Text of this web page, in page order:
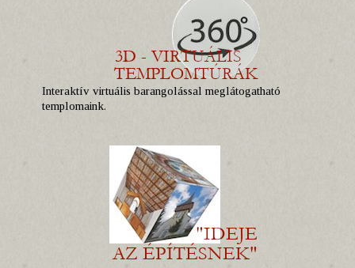
Interaktív virtuális barangolással meglátogatható
templomaink.